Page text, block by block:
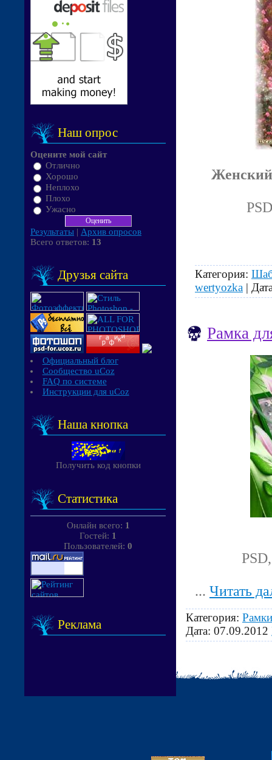
Наш опрос
Оцените мой сайт
Отлично
Хорошо
Неплохо
Плохо
Ужасно
Результаты | Архив опросов
Всего ответов: 13
Друзья сайта
Официальный блог
Сообщество uCoz
FAQ по системе
Инструкции для uCoz
Наша кнопка
Получить код кнопки
Статистика
Онлайн всего: 1
Гостей: 1
Пользователей: 0
Реклама
Категория:
wertyozka |
Рамка
... Читать
Категория:
Дата: 07.09.2012